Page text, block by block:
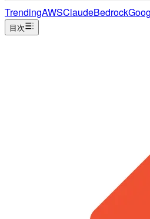
TrendingAWSClaudeBedrock
目次